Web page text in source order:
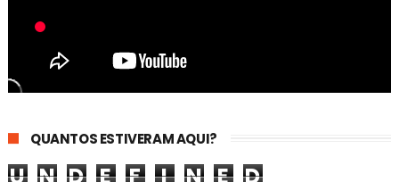
QUANTOS ESTIVERAM AQUI?